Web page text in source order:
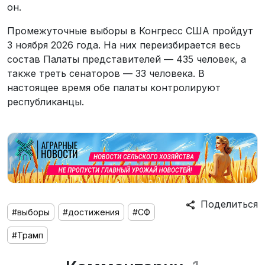
он.
Промежуточные выборы в Конгресс США пройдут
3 ноября 2026 года. На них переизбирается весь
состав Палаты представителей — 435 человек, а
также треть сенаторов — 33 человека. В
настоящее время обе палаты контролируют
республиканцы.
Поделиться
#выборы #достижения #СФ
#Трамп